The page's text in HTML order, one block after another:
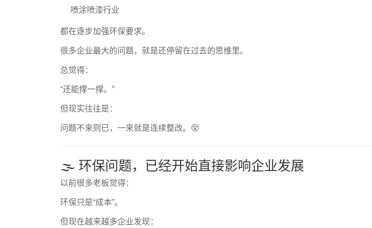
喷涂喷漆行业
都在逐步加强环保要求。
很多企业最大的问题，就是还停留在过去的思维里。
总觉得：
“还能撑一撑。”
但现实往往是：
问题不来则已，一来就是连续整改。😵
🌫️ 环保问题，已经开始直接影响企业发展
以前很多老板觉得：
环保只是“成本”。
但现在越来越多企业发现：